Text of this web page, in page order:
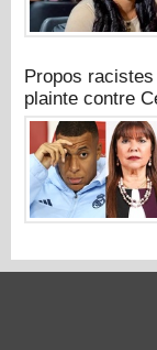
Propos
plainte contre